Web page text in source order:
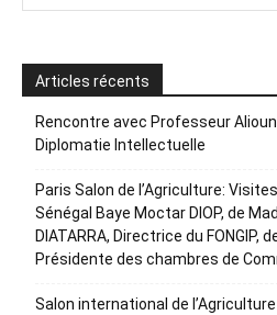
Articles récents
Rencontre avec Professeur
Diplomatie Intellectuelle
Paris Salon de l’Agriculture:
Sénégal Baye Moctar DIOP, de
DIATARRA, Directrice du FONGIP,
Présidente des chambres de
Salon international de